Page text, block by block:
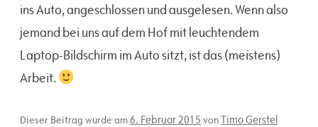
ins Auto, angeschlossen und ausgelesen. Wenn also
jemand bei uns auf dem Hof mit leuchtendem
Laptop-Bildschirm im Auto sitzt, ist das (meistens)
Arbeit.
Dieser Beitrag wurde am6. Februar 2015 vonTimo Gerstel